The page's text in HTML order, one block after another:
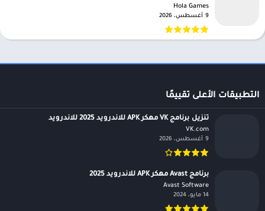
Hola Games‏
9 أغسطس، 2026
التطبيقات الأعلى تقييمًا
تنزيل برنامج VK مهكر APK للاندرويد 2025 للاندرويد
VK.com‏
9 أغسطس، 2026
برنامج Avast مهكر APK للاندرويد 2025
Avast Software‏
14 مايو، 2024